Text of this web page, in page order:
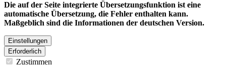
Die auf der Seite integrierte Übersetzungsfunktion ist eine
automatische Übersetzung, die Fehler enthalten kann.
Maßgeblich sind die Informationen der deutschen Version.
Einstellungen
Erforderlich
Zustimmen